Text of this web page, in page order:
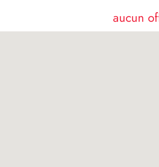
aucun